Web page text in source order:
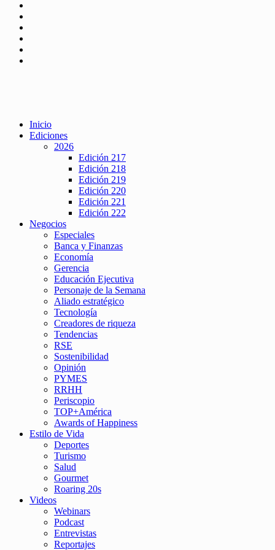
Inicio
Ediciones
2026
Edición 217
Edición 218
Edición 219
Edición 220
Edición 221
Edición 222
Negocios
Especiales
Banca y Finanzas
Economía
Gerencia
Educación Ejecutiva
Personaje de la Semana
Aliado estratégico
Tecnología
Creadores de riqueza
Tendencias
RSE
Sostenibilidad
Opinión
PYMES
RRHH
Periscopio
TOP+América
Awards of Happiness
Estilo de Vida
Deportes
Turismo
Salud
Gourmet
Roaring 20s
Videos
Webinars
Podcast
Entrevistas
Reportajes